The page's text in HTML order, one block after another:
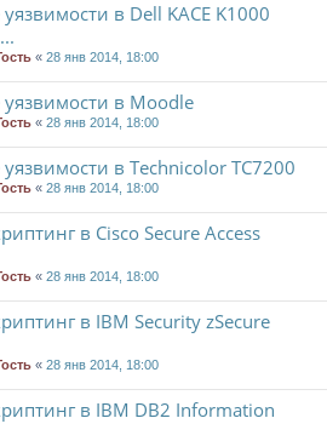
в Dell KACE K1000
« 28 янв 2014, 18:00
в Moodle
« 28 янв 2014, 18:00
в Technicolor TC7200
« 28 янв 2014, 18:00
в Cisco Secure Access
« 28 янв 2014, 18:00
в IBM Security zSecure
« 28 янв 2014, 18:00
в IBM DB2 Information